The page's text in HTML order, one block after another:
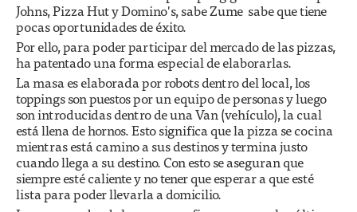
Johns, Pizza Hut y Domino's, sabe Zume sabe que tiene
pocas oportunidades de éxito.
Por ello, para poder participar del mercado de las pizzas,
ha patentado una forma especial de elaborarlas.
La masa es elaborada por robots dentro del local, los
toppings son puestos por un equipo de personas y luego
son introducidas dentro de una Van (vehículo), la cual
está llena de hornos. Esto significa que la pizza se cocina
mientras está camino a sus destinos y termina justo
cuando llega a su destino. Con esto se aseguran que
siempre esté caliente y no tener que esperar a que esté
lista para poder llevarla a domicilio.